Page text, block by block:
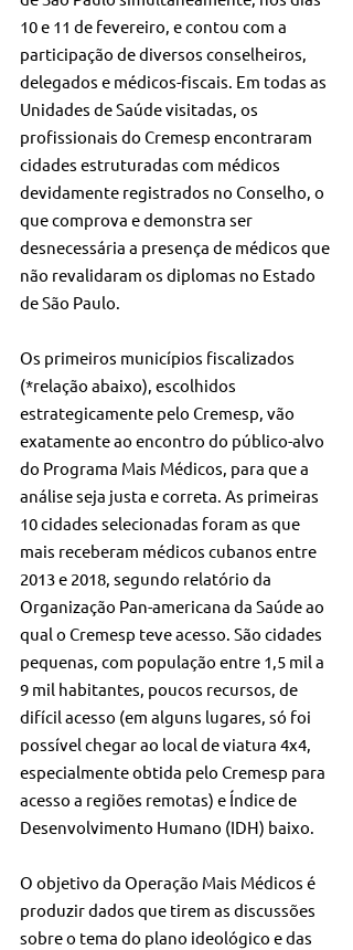
10 e 11 de fevereiro, e contou com a
participação de diversos conselheiros,
delegados e médicos-fiscais. Em todas as
Unidades de Saúde visitadas, os
profissionais do Cremesp encontraram
cidades estruturadas com médicos
devidamente registrados no Conselho, o
que comprova e demonstra ser
desnecessária a presença de médicos que
não revalidaram os diplomas no Estado
de São Paulo.
Os primeiros municípios fiscalizados
(*relação abaixo), escolhidos
estrategicamente pelo Cremesp, vão
exatamente ao encontro do público-alvo
do Programa Mais Médicos, para que a
análise seja justa e correta. As primeiras
10 cidades selecionadas foram as que
mais receberam médicos cubanos entre
2013 e 2018, segundo relatório da
Organização Pan-americana da Saúde ao
qual o Cremesp teve acesso. São cidades
pequenas, com população entre 1,5 mil a
9 mil habitantes, poucos recursos, de
difícil acesso (em alguns lugares, só foi
possível chegar ao local de viatura 4x4,
especialmente obtida pelo Cremesp para
acesso a regiões remotas) e Índice de
Desenvolvimento Humano (IDH) baixo.
O objetivo da Operação Mais Médicos é
produzir dados que tirem as discussões
sobre o tema do plano ideológico e das